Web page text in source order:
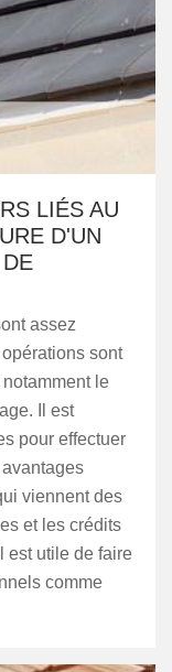
LIÉS AU
D'UN
assez
sont
le
Il est
pour effectuer
viennent des
et les crédits
est utile de faire
comme